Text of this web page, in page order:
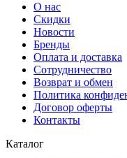
О нас
Скидки
Новости
Бренды
Оплата и доставка
Сотрудничество
Возврат и обмен
Политика
Договор оферты
Контакты
Каталог